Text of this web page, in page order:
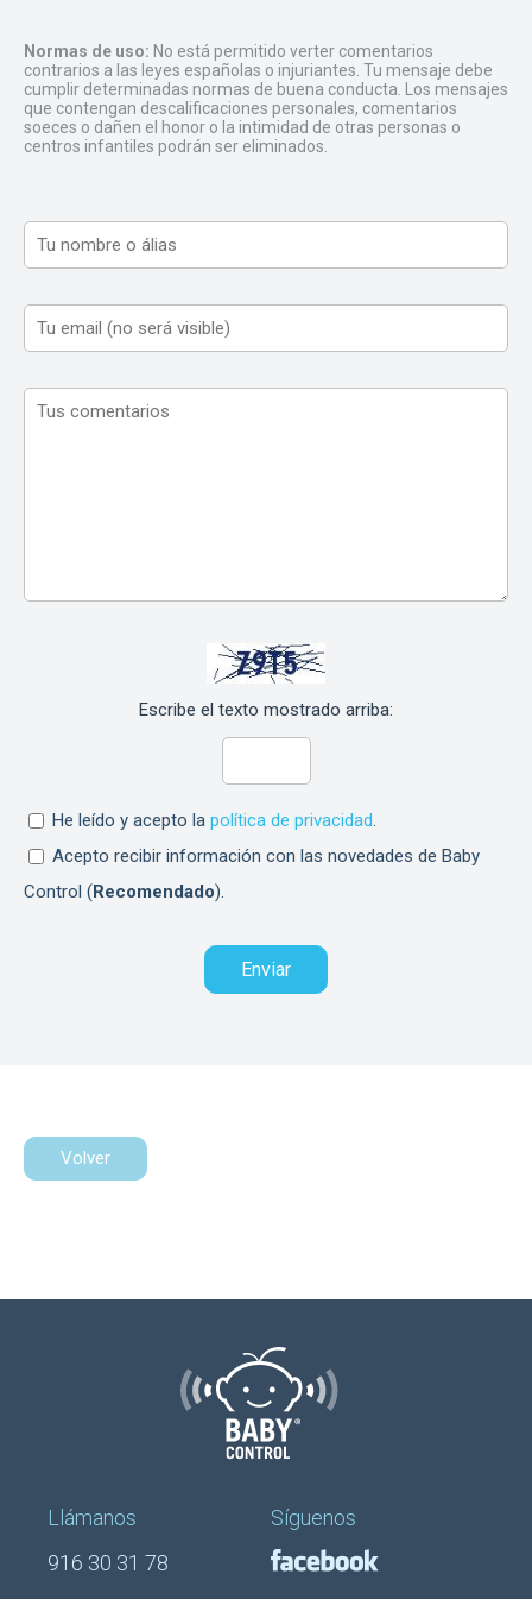
Normas de uso: No está permitido verter comentarios
contrarios a las leyes españolas o injuriantes. Tu mensaje debe
cumplir determinadas normas de buena conducta. Los mensajes
que contengan descalificaciones personales, comentarios
soeces o dañen el honor o la intimidad de otras personas o
centros infantiles podrán ser eliminados.
Escribe el texto mostrado arriba:
He leído y acepto la política de privacidad
Acepto recibir información con las novedades de Baby
Control (Recomendado).
Volver
Llámanos
916 30 31 78
Síguenos